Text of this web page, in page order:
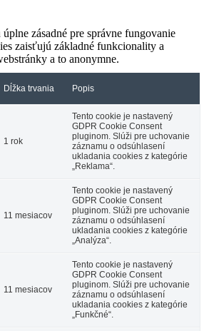
zásadné pre správne fungovanie
zaisťujú základné funkcionality a
a to anonymne.
Dĺžka trvania Popis
1 rok
Tento cookie je nastavený
GDPR Cookie Consent
pluginom. Slúži pre uchovanie
záznamu o odsúhlasení
ukladania cookies z kategórie
„Reklama“.
11 mesiacov
Tento cookie je nastavený
GDPR Cookie Consent
pluginom. Slúži pre uchovanie
záznamu o odsúhlasení
ukladania cookies z kategórie
„Analýza“.
11 mesiacov
Tento cookie je nastavený
GDPR Cookie Consent
pluginom. Slúži pre uchovanie
záznamu o odsúhlasení
ukladania cookies z kategórie
„Funkčné“.